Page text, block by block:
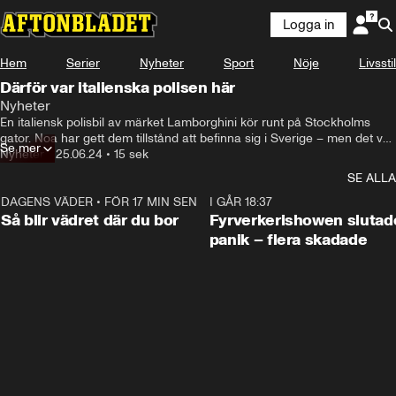
Logga in
Hem Serier Nyheter Sport Nöje Livsstil
Därför var italienska polisen här
Nyheter
En italiensk polisbil av märket Lamborghini kör runt på Stockholms
gator. Noa har gett dem tillstånd att befinna sig i Sverige – men det var
länge okänt varför de är här.
Nyheter• 25.06.24 • 15 sek
Se mer
SE ALLA
1:06
DAGENS VÄDER • FÖR 17 MIN SEN
Så blir vädret där du bor
I GÅR 18:37
Fyrverkerishowen
panik – flera skadade